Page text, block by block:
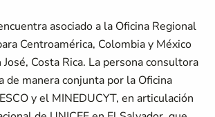
asociado a la Oficina Regional
Centroamérica, Colombia y México
José, Costa Rica. La persona consultora
de manera conjunta por la Oficina
y el MINEDUCYT, en articulación